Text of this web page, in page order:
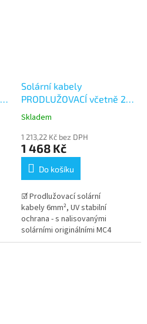
Solární kabely
PRODLUŽOVACÍ včetně 2
párů konektorů MC4 -
Skladem
1 213,22 Kč bez DPH
1 468 Kč
Do košíku
☑ Prodlužovací solární
kabely 6mm², UV stabilní
ochrana - s nalisovanými
solárními originálními MC4
konektory Stäubli . Dlouhá